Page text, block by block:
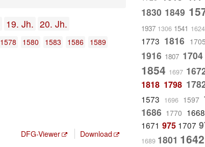
19. Jh. 20. Jh.
1578 1580 1583 1586
1589
DFG-Viewer Download
1830 1849
1937 1306 1541 1624
1773 1816 1705
1916 1807 1704
1854 1697
1818 1798
1573 1696 1597
1686 1770 1668
1671 975 1707
1689 1801 1642